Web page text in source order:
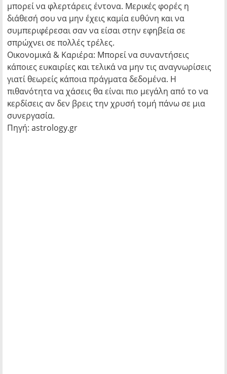
μπορεί να φλερτάρεις έντονα. Μερικές φορές η
διάθεσή σου να μην έχεις καμία ευθύνη και να
συμπεριφέρεσαι σαν να είσαι στην εφηβεία σε
σπρώχνει σε πολλές τρέλες.
Οικονομικά & Καριέρα: Μπορεί να συναντήσεις
κάποιες ευκαιρίες και τελικά να μην τις αναγνωρίσεις
γιατί θεωρείς κάποια πράγματα δεδομένα. Η
πιθανότητα να χάσεις θα είναι πιο μεγάλη από το να
κερδίσεις αν δεν βρεις την χρυσή τομή πάνω σε μια
συνεργασία.
Πηγή: astrology.gr